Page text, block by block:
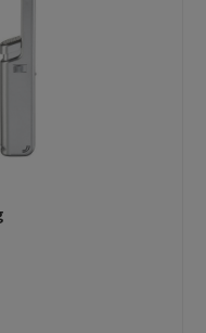
von 5 Sternen